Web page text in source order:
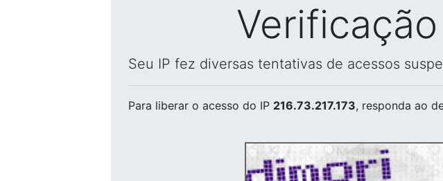
Seu IP fez diversas tentativas de acessos
Para liberar o acesso do IP 216.73.217.173, responda ao